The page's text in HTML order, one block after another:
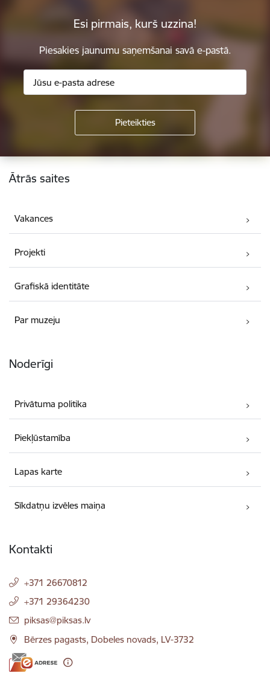
Esi pirmais, kurš uzzina!
Piesakies jaunumu saņemšanai savā e-pastā.
Kājene
Ātrās saites
Vakances
Projekti
Grafiskā identitāte
Par muzeju
Noderīgi
Privātuma politika
Piekļūstamība
Lapas karte
Sīkdatņu izvēles maiņa
Kontakti
+371 26670812
+371 29364230
E-pasts:
piksas@piksas.lv
Bērzes pagasts, Dobeles novads, LV-3732